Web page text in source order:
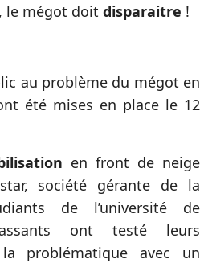
le mégot doit disparaitre !
au problème du mégot en
été mises en place le 12
en front de neige
société gérante de la
de l’université de
ont testé leurs
problématique avec un